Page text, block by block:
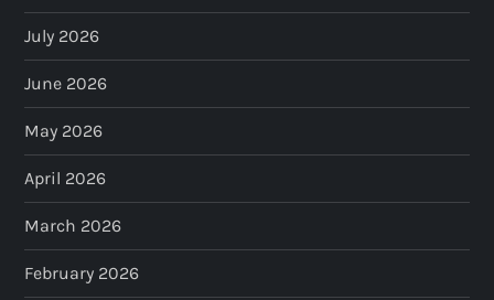
July 2026
June 2026
May 2026
April 2026
March 2026
February 2026